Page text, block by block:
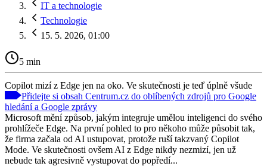
IT a technologie
Technologie
15. 5. 2026, 01:00
5 min
Copilot mizí z Edge jen na oko. Ve skutečnosti je teď úplně všude
Přidejte si obsah Centrum.cz do oblíbených zdrojů pro Google
hledání a Google zprávy
Microsoft mění způsob, jakým integruje umělou inteligenci do svého
prohlížeče Edge. Na první pohled to pro někoho může působit tak,
že firma začala od AI ustupovat, protože ruší takzvaný Copilot
Mode. Ve skutečnosti ovšem AI z Edge nikdy nezmizí, jen už
nebude tak agresivně vystupovat do popředí...